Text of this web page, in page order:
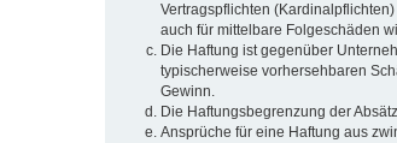
Vertragspflichten
auch für mittelbare Folgeschäden
Die Haftung ist gegenüber
typischerweise vorhersehbaren
Gewinn.
Die Haftungsbegrenzung der
Ansprüche für eine Haftung aus